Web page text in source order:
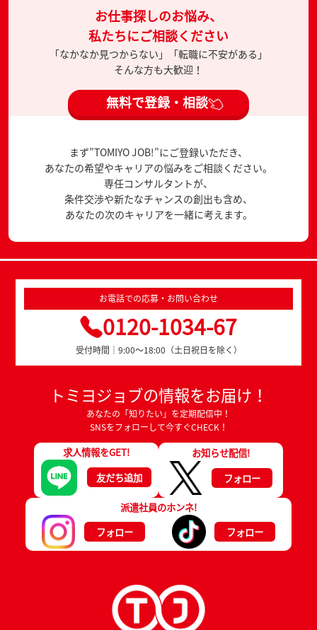
お仕事探しのお悩み、
私たちにご相談ください
「なかなか見つからない」「転職に不安がある」
そんな方も大歓迎！
無料で登録・相談
まず”TOMIYO JOB!”にご登録いただき、
あなたの希望やキャリアの悩みをご相談ください。
専任コンサルタントが、
条件交渉や新たなチャンスの創出も含め、
あなたの次のキャリアを一緒に考えます。
お電話での応募・お問い合わせ
0120-1034-67
受付時間｜9:00～18:00（土日祝日を除く）
トミヨジョブの情報をお届け！
あなたの「知りたい」を定期配信中！
SNSをフォローして今すぐCHECK！
求人情報をGET!
友だち追加
お知らせ配信!
フォロー
派遣社員のホンネ!
フォロー
フォロー